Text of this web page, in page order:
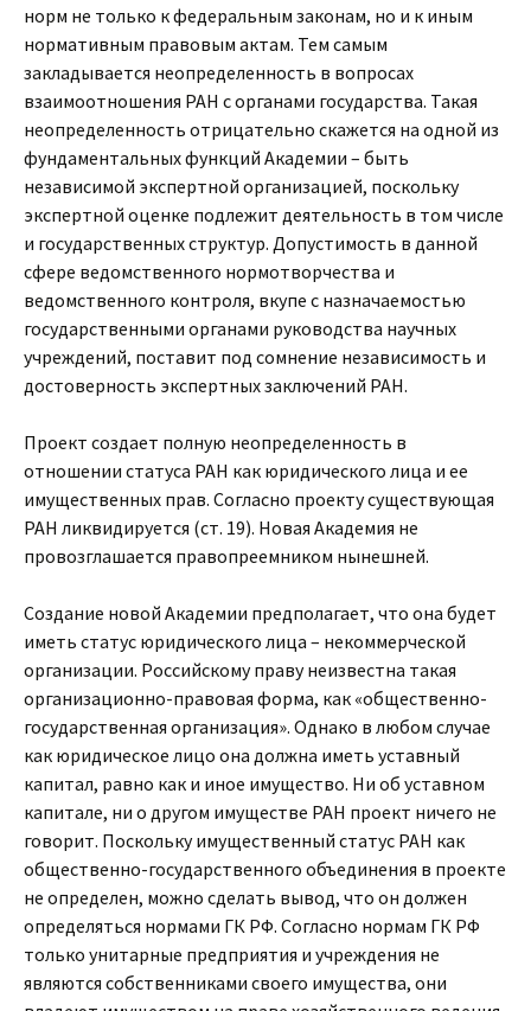
норм не только к федеральным законам, но и к иным
нормативным правовым актам. Тем самым
закладывается неопределенность в вопросах
взаимоотношения РАН с органами государства. Такая
неопределенность отрицательно скажется на одной из
фундаментальных функций Академии – быть
независимой экспертной организацией, поскольку
экспертной оценке подлежит деятельность в том числе
и государственных структур. Допустимость в данной
сфере ведомственного нормотворчества и
ведомственного контроля, вкупе с назначаемостью
государственными органами руководства научных
учреждений, поставит под сомнение независимость и
достоверность экспертных заключений РАН.
Проект создает полную неопределенность в
отношении статуса РАН как юридического лица и ее
имущественных прав. Согласно проекту существующая
РАН ликвидируется (ст. 19). Новая Академия не
провозглашается правопреемником нынешней.
Создание новой Академии предполагает, что она будет
иметь статус юридического лица – некоммерческой
организации. Российскому праву неизвестна такая
организационно-правовая форма, как «общественно-
государственная организация». Однако в любом случае
как юридическое лицо она должна иметь уставный
капитал, равно как и иное имущество. Ни об уставном
капитале, ни о другом имуществе РАН проект ничего не
говорит. Поскольку имущественный статус РАН как
общественно-государственного объединения в проекте
не определен, можно сделать вывод, что он должен
определяться нормами ГК РФ. Согласно нормам ГК РФ
только унитарные предприятия и учреждения не
являются собственниками своего имущества, они